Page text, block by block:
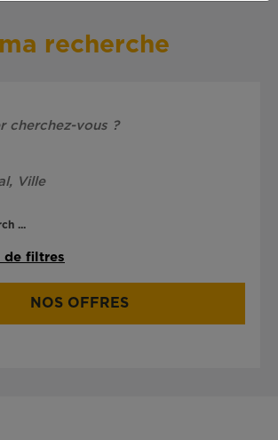
recherche
...
de filtres
NOS OFFRES